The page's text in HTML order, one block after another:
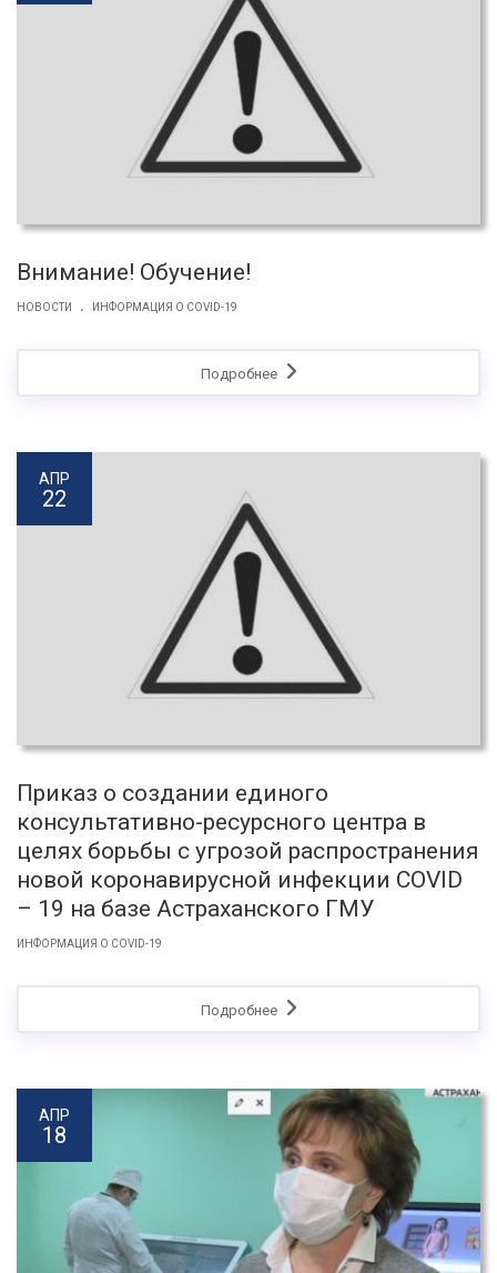
Внимание! Обучение!
НОВОСТИ . ИНФОРМАЦИЯ О COVID-19
Подробнее
АПР
22
Приказ о создании единого
консультативно-ресурсного центра в
целях борьбы с угрозой распространения
новой коронавирусной инфекции COVID
– 19 на базе Астраханского ГМУ
ИНФОРМАЦИЯ О COVID-19
Подробнее
АПР
18